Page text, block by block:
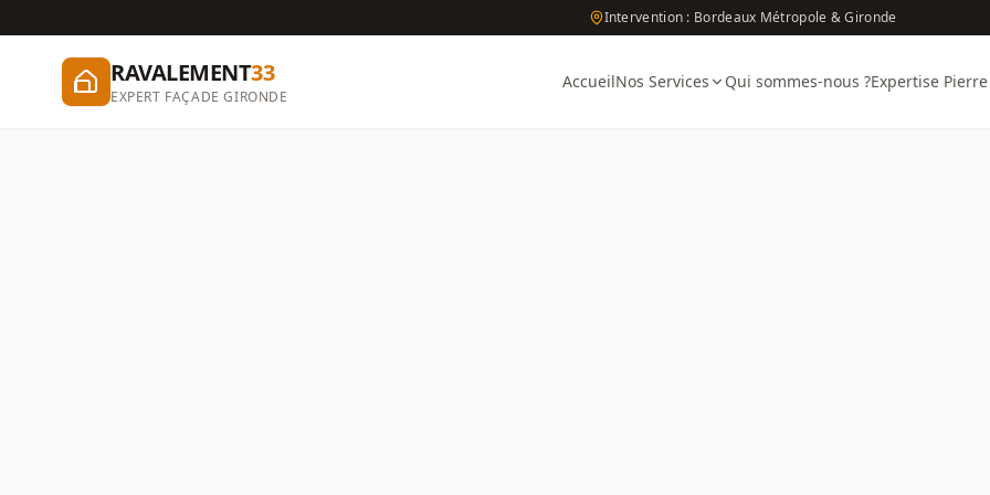
Intervention : Bordeaux Métropole & Gironde
RAVALEMENT33
EXPERT FAÇADE GIRONDE
AccueilNos Services Qui sommes-nous ?Expertise Pierre